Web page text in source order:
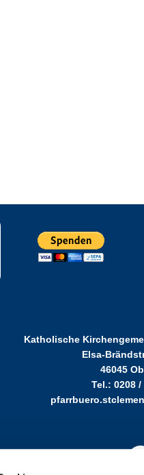
Katholische
Elsa-
46045
Tel.: 0208 /